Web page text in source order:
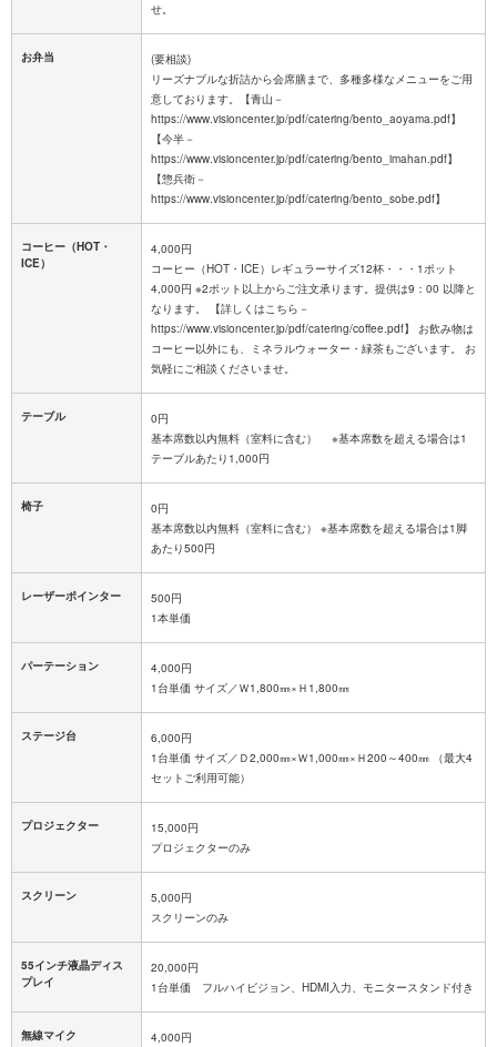
せ。
お弁当
(要相談)
リーズナブルな折詰から会席膳まで、多種多様なメニューをご用
意しております。【青山－
https://www.visioncenter.jp/pdf/catering/bento_aoyama.pdf】
【今半－
https://www.visioncenter.jp/pdf/catering/bento_imahan.pdf】
【惣兵衛－
https://www.visioncenter.jp/pdf/catering/bento_sobe.pdf】
コーヒー（HOT・
ICE）
4,000円
コーヒー（HOT・ICE）レギュラーサイズ12杯・・・1ポット
4,000円 ※2ポット以上からご注文承ります。提供は9：00 以降と
なります。 【詳しくはこちら－
https://www.visioncenter.jp/pdf/catering/coffee.pdf】 お飲み物は
コーヒー以外にも、ミネラルウォーター・緑茶もございます。 お
気軽にご相談くださいませ。
テーブル
0円
基本席数以内無料（室料に含む） ※基本席数を超える場合は1
テーブルあたり1,000円
椅子
0円
基本席数以内無料（室料に含む） ※基本席数を超える場合は1脚
あたり500円
レーザーポインター
500円
1本単価
パーテーション
4,000円
1台単価 サイズ／Ｗ1,800㎜×Ｈ1,800㎜
ステージ台
6,000円
1台単価 サイズ／Ｄ2,000㎜×Ｗ1,000㎜×Ｈ200～400㎜ （最大4
セットご利用可能）
プロジェクター
15,000円
プロジェクターのみ
スクリーン
5,000円
スクリーンのみ
55インチ液晶ディス
プレイ
20,000円
1台単価 フルハイビジョン、HDMI入力、モニタースタンド付き
無線マイク
4,000円